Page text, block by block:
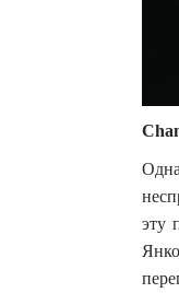
эту